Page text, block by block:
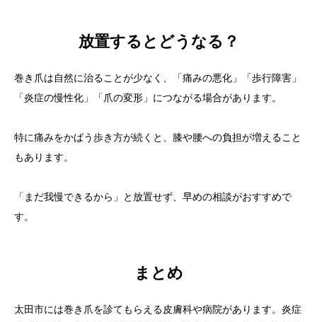
放置するとどうなる？
巻き爪は自然に治ることが少なく、「痛みの悪化」「歩行障害」
「炎症の慢性化」「爪の変形」につながる場合があります。
特に痛みをかばう歩き方が続くと、膝や腰への負担が増えること
もあります。
「まだ我慢できるから」と放置せず、早めの相談がおすすめで
す。
まとめ
太田市には巻き爪を診てもらえる皮膚科や病院があります。炎症